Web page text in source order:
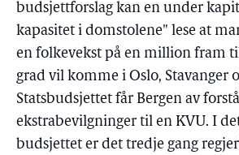
budsjettforslag kan en under
kapasitet i domstolene" lese at
en folkevekst på en million fram
grad vil komme i Oslo, Stavanger
Statsbudsjettet får Bergen av
ekstrabevilgninger til en KVU. I
budsjettet er det tredje gang